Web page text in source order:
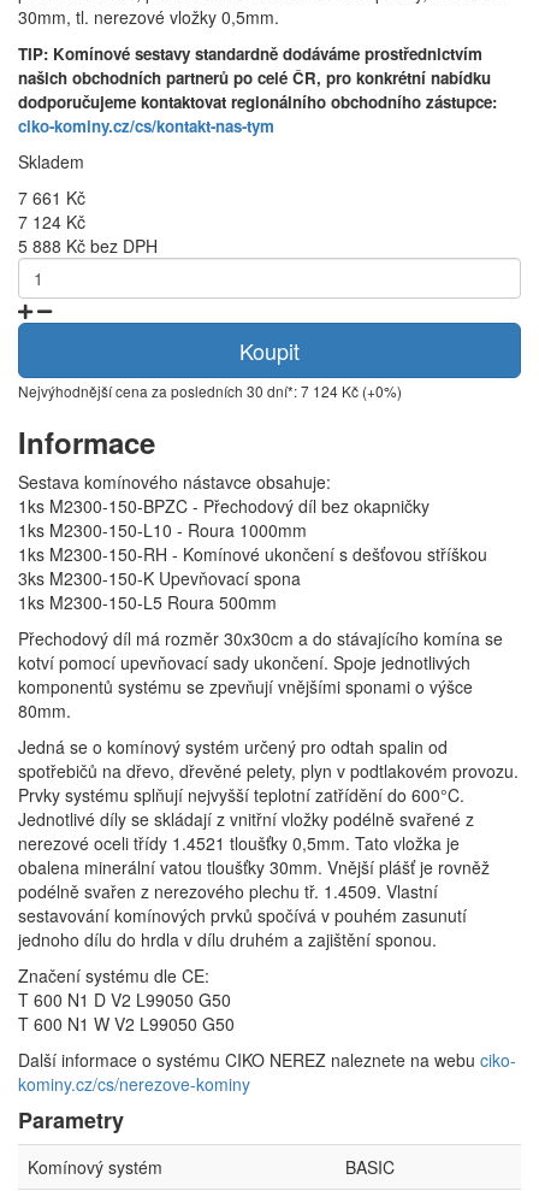
30mm, tl. nerezové vložky 0,5mm.
TIP: Komínové sestavy standardně dodáváme prostřednictvím
našich obchodních partnerů po celé ČR, pro konkrétní nabídku
dodporučujeme kontaktovat regionálního obchodního zástupce:
ciko-kominy.cz/cs/kontakt-nas-tym
Skladem
7 661 Kč
7 124 Kč
5 888 Kč bez DPH
Koupit
Nejvýhodnější cena za posledních 30 dní*: 7 124 Kč (+0%)
Informace
Sestava komínového nástavce obsahuje:
1ks M2300-150-BPZC - Přechodový díl bez okapničky
1ks M2300-150-L10 - Roura 1000mm
1ks M2300-150-RH - Komínové ukončení s dešťovou stříškou
3ks M2300-150-K Upevňovací spona
1ks M2300-150-L5 Roura 500mm
Přechodový díl má rozměr 30x30cm a do stávajícího komína se
kotví pomocí upevňovací sady ukončení. Spoje jednotlivých
komponentů systému se zpevňují vnějšími sponami o výšce
80mm.
Jedná se o komínový systém určený pro odtah spalin od
spotřebičů na dřevo, dřevěné pelety, plyn v podtlakovém provozu.
Prvky systému splňují nejvyšší teplotní zatřídění do 600°C.
Jednotlivé díly se skládají z vnitřní vložky podélně svařené z
nerezové oceli třídy 1.4521 tloušťky 0,5mm. Tato vložka je
obalena minerální vatou tloušťky 30mm. Vnější plášť je rovněž
podélně svařen z nerezového plechu tř. 1.4509. Vlastní
sestavování komínových prvků spočívá v pouhém zasunutí
jednoho dílu do hrdla v dílu druhém a zajištění sponou.
Značení systému dle CE:
T 600 N1 D V2 L99050 G50
T 600 N1 W V2 L99050 G50
Další informace o systému CIKO NEREZ naleznete na webu ciko-
kominy.cz/cs/nerezove-kominy
Parametry
Komínový systém BASIC